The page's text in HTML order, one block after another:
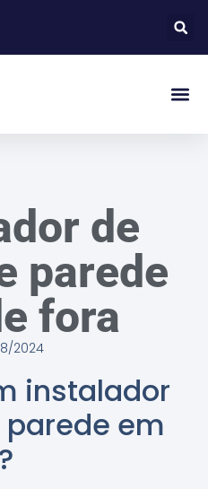
de
parede
fora
2024
instalador
em